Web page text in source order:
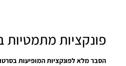
פונקציות
הסבר מלא לפונקציות המופיעות